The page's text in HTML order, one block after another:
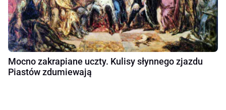
Mocno zakrapiane uczty. Kulisy słynnego zjazdu
Piastów zdumiewają